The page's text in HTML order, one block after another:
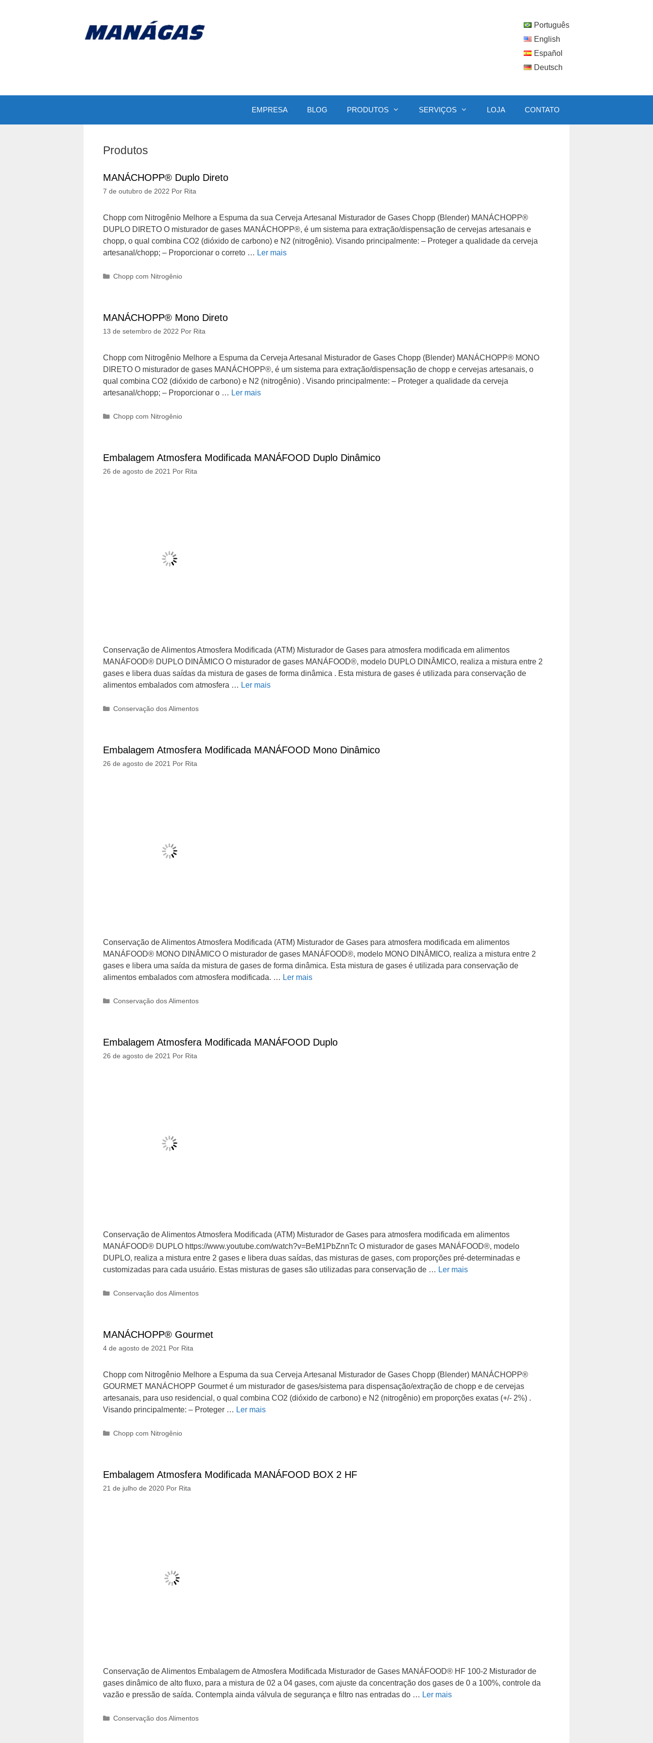
Português
English
Español
Deutsch
EMPRESA BLOG PRODUTOS SERVIÇOS LOJA CONTATO
Produtos
MANÁCHOPP® Duplo Direto
7 de outubro de 2022 Por Rita
Chopp com Nitrogênio Melhore a Espuma da sua Cerveja Artesanal Misturador de Gases Chopp (Blender) MANÁCHOPP®
DUPLO DIRETO O misturador de gases MANÁCHOPP®, é um sistema para extração/dispensação de cervejas artesanais e
chopp, o qual combina CO2 (dióxido de carbono) e N2 (nitrogênio). Visando principalmente: – Proteger a qualidade da cerveja
artesanal/chopp; – Proporcionar o correto … Ler mais
Categorias
Chopp com Nitrogênio
MANÁCHOPP® Mono Direto
13 de setembro de 2022 Por Rita
Chopp com Nitrogênio Melhore a Espuma da Cerveja Artesanal Misturador de Gases Chopp (Blender) MANÁCHOPP® MONO
DIRETO O misturador de gases MANÁCHOPP®, é um sistema para extração/dispensação de chopp e cervejas artesanais, o
qual combina CO2 (dióxido de carbono) e N2 (nitrogênio) . Visando principalmente: – Proteger a qualidade da cerveja
artesanal/chopp; – Proporcionar o … Ler mais
Categorias
Chopp com Nitrogênio
Embalagem Atmosfera Modificada MANÁFOOD Duplo Dinâmico
26 de agosto de 2021 Por Rita
Conservação de Alimentos Atmosfera Modificada (ATM) Misturador de Gases para atmosfera modificada em alimentos
MANÁFOOD® DUPLO DINÂMICO O misturador de gases MANÁFOOD®, modelo DUPLO DINÂMICO, realiza a mistura entre 2
gases e libera duas saídas da mistura de gases de forma dinâmica . Esta mistura de gases é utilizada para conservação de
alimentos embalados com atmosfera … Ler mais
Categorias
Conservação dos Alimentos
Embalagem Atmosfera Modificada MANÁFOOD Mono Dinâmico
26 de agosto de 2021 Por Rita
Conservação de Alimentos Atmosfera Modificada (ATM) Misturador de Gases para atmosfera modificada em alimentos
MANÁFOOD® MONO DINÂMICO O misturador de gases MANÁFOOD®, modelo MONO DINÂMICO, realiza a mistura entre 2
gases e libera uma saída da mistura de gases de forma dinâmica. Esta mistura de gases é utilizada para conservação de
alimentos embalados com atmosfera modificada. … Ler mais
Categorias
Conservação dos Alimentos
Embalagem Atmosfera Modificada MANÁFOOD Duplo
26 de agosto de 2021 Por Rita
Conservação de Alimentos Atmosfera Modificada (ATM) Misturador de Gases para atmosfera modificada em alimentos
MANÁFOOD® DUPLO https://www.youtube.com/watch?v=BeM1PbZnnTc O misturador de gases MANÁFOOD®, modelo
DUPLO, realiza a mistura entre 2 gases e libera duas saídas, das misturas de gases, com proporções pré-determinadas e
customizadas para cada usuário. Estas misturas de gases são utilizadas para conservação de … Ler mais
Categorias
Conservação dos Alimentos
MANÁCHOPP® Gourmet
4 de agosto de 2021 Por Rita
Chopp com Nitrogênio Melhore a Espuma da sua Cerveja Artesanal Misturador de Gases Chopp (Blender) MANÁCHOPP®
GOURMET MANÁCHOPP Gourmet é um misturador de gases/sistema para dispensação/extração de chopp e de cervejas
artesanais, para uso residencial, o qual combina CO2 (dióxido de carbono) e N2 (nitrogênio) em proporções exatas (+/- 2%) .
Visando principalmente: – Proteger … Ler mais
Categorias
Chopp com Nitrogênio
Embalagem Atmosfera Modificada MANÁFOOD BOX 2 HF
21 de julho de 2020 Por Rita
Conservação de Alimentos Embalagem de Atmosfera Modificada Misturador de Gases MANÁFOOD® HF 100-2 Misturador de
gases dinâmico de alto fluxo, para a mistura de 02 a 04 gases, com ajuste da concentração dos gases de 0 a 100%, controle da
vazão e pressão de saída. Contempla ainda válvula de segurança e filtro nas entradas do … Ler mais
Categorias
Conservação dos Alimentos